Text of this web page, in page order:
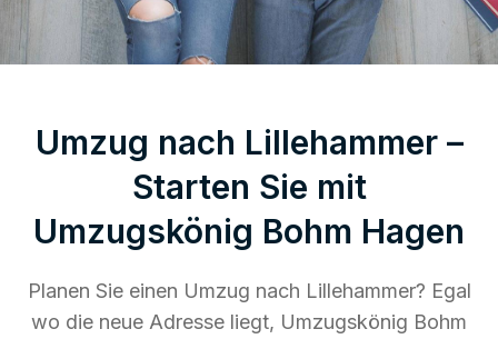
Umzug nach Lillehammer –
Starten Sie mit
Umzugskönig Bohm Hagen
Planen Sie einen Umzug nach Lillehammer? Egal
wo die neue Adresse liegt, Umzugskönig Bohm